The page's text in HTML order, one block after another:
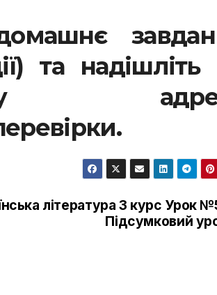
та надішліть
література 3 курс Урок
Підсумковий